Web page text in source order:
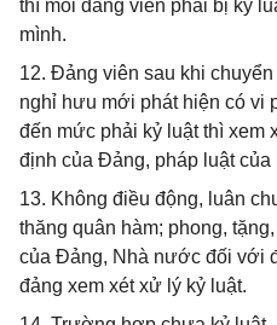
thì mỗi đảng viên phải bị kỷ
mình.
12. Đảng viên sau khi
nghỉ hưu mới phát hiện có vi
đến mức phải kỷ luật thì xem
định của Đảng, pháp luật
13. Không điều động, luân
thăng quân hàm; phong,
của Đảng, Nhà nước đối với
đảng xem xét xử lý kỷ luật.